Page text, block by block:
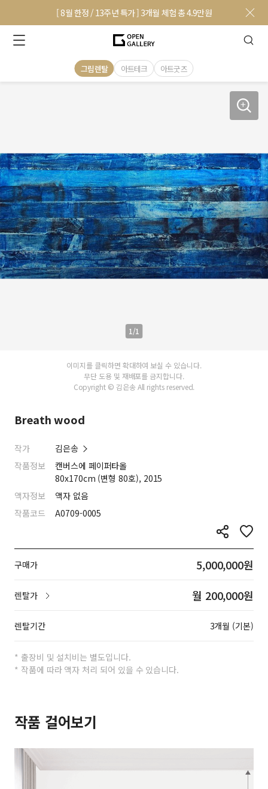
[ 8월 한정 / 13주년 특가 ] 3개월 체험 총 4.9만원
그림렌탈 아트테크 아트굿즈
1/1
이미지를 클릭하면 확대하여 보실 수 있습니다.
무단 도용 및 재배포를 금지합니다.
Copyright © 김은송 All rights reserved.
Breath wood
작가
김은송
작품정보
캔버스에 페이퍼타올
80x170cm (변형 80호), 2015
액자정보
액자 없음
작품코드
A0709-0005
구매가 5,000,000원
렌탈가 월 200,000원
렌탈기간 3개월 (기본)
* 출장비 및 설치비는 별도입니다.
* 작품에 따라 액자 처리 되어 있을 수 있습니다.
작품 걸어보기